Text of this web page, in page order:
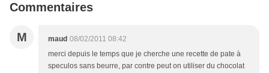
Commentaires
M maud 08/02/2011 08:42
merci depuis le temps que je cherche une recette de pate à
speculos sans beurre, par contre peut on utiliser du chocolat